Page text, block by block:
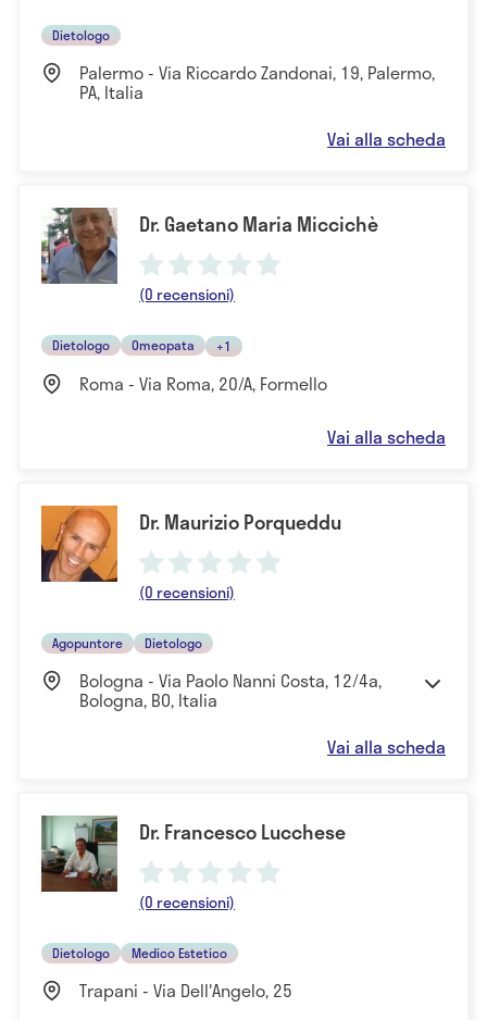
Dietologo
Palermo - Via Riccardo Zandonai, 19, Palermo,
PA, Italia
Vai alla scheda
Dr. Gaetano Maria Miccichè
(0 recensioni)
Dietologo Omeopata +1
Roma - Via Roma, 20/A, Formello
Vai alla scheda
Dr. Maurizio Porqueddu
(0 recensioni)
Agopuntore Dietologo
Bologna - Via Paolo Nanni Costa, 12/4a,
Bologna, BO, Italia
Vai alla scheda
Dr. Francesco Lucchese
(0 recensioni)
Dietologo Medico Estetico
Trapani - Via Dell'Angelo, 25